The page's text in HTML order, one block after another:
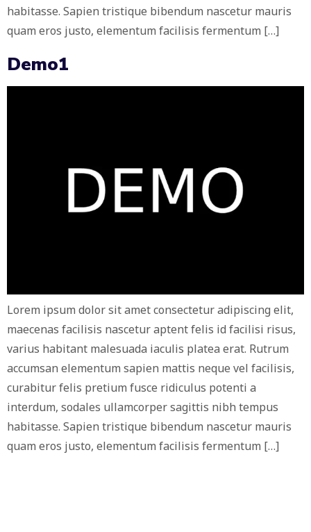
habitasse. Sapien tristique bibendum nascetur mauris
quam eros justo, elementum facilisis fermentum […]
Demo1
Lorem ipsum dolor sit amet consectetur adipiscing elit,
maecenas facilisis nascetur aptent felis id facilisi risus,
varius habitant malesuada iaculis platea erat. Rutrum
accumsan elementum sapien mattis neque vel facilisis,
curabitur felis pretium fusce ridiculus potenti a
interdum, sodales ullamcorper sagittis nibh tempus
habitasse. Sapien tristique bibendum nascetur mauris
quam eros justo, elementum facilisis fermentum […]